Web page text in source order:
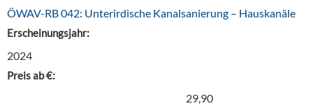
ÖWAV-RB 042: Unterirdische Kanalsanierung – Hauskanäle
Erscheinungsjahr:
2024
Preis ab €:
29,90